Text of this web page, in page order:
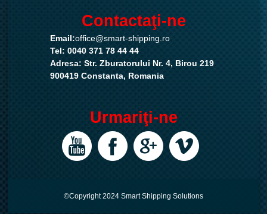
Contactaţi-ne
Email:office@smart-shipping.ro
Tel: 0040 371 78 44 44
Adresa: Str. Zburatorului Nr. 4, Birou 219
900419 Constanta, Romania
Urmariţi-ne
©Copyright 2024 Smart Shipping Solutions